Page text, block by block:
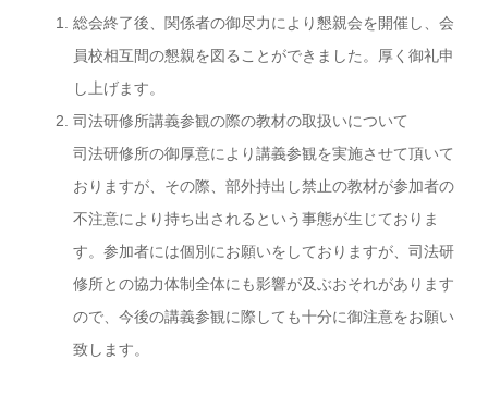
総会終了後、関係者の御尽力により懇親会を開催し、会
員校相互間の懇親を図ることができました。厚く御礼申
し上げます。
司法研修所講義参観の際の教材の取扱いについて
司法研修所の御厚意により講義参観を実施させて頂いて
おりますが、その際、部外持出し禁止の教材が参加者の
不注意により持ち出されるという事態が生じておりま
す。参加者には個別にお願いをしておりますが、司法研
修所との協力体制全体にも影響が及ぶおそれがあります
ので、今後の講義参観に際しても十分に御注意をお願い
致します。